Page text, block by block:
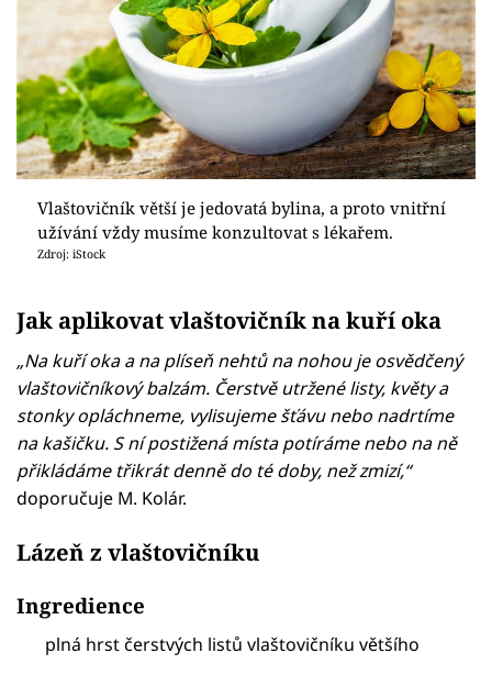
Vlaštovičník větší je jedovatá bylina, a proto vnitřní
užívání vždy musíme konzultovat s lékařem.
Zdroj: iStock
Jak aplikovat vlaštovičník na kuří oka
„Na kuří oka a na plíseň nehtů na nohou je osvědčený
vlaštovičníkový balzám. Čerstvě utržené listy, květy a
stonky opláchneme, vylisujeme šťávu nebo nadrtíme
na kašičku. S ní postižená místa potíráme nebo na ně
přikládáme třikrát denně do té doby, než zmizí,“
doporučuje M. Kolár.
Lázeň z vlaštovičníku
Ingredience
plná hrst čerstvých listů vlaštovičníku většího